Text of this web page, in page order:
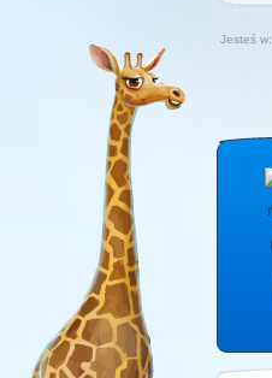
Jesteś w: